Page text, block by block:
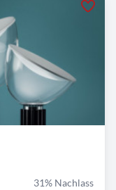
31% Nachlass